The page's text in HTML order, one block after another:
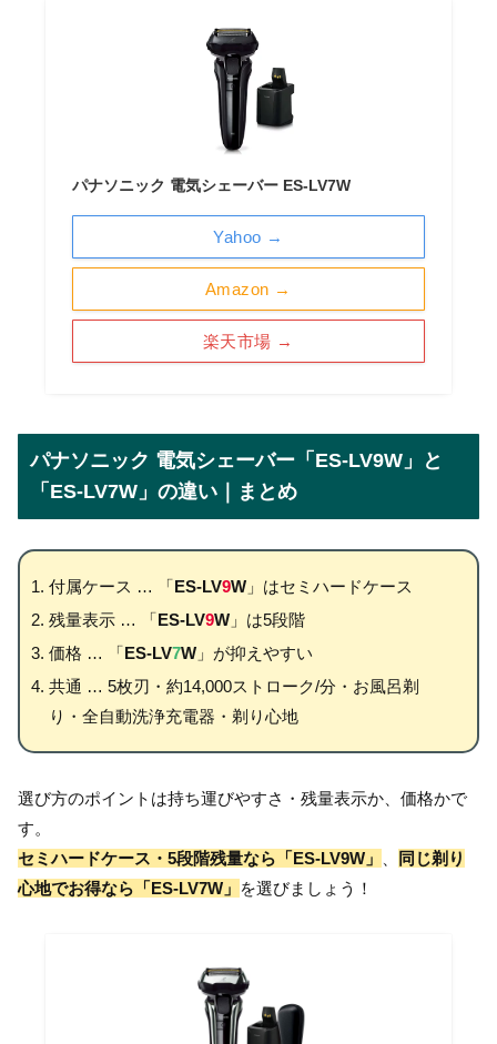
パナソニック 電気シェーバー ES-LV7W
Amazon →
楽天市場 →
Yahoo →
パナソニック 電気シェーバー「ES-LV9W」と
「ES-LV7W」の違い｜まとめ
付属ケース … 「ES-LV9W」はセミハードケース
残量表示 … 「ES-LV9W」は5段階
価格 … 「ES-LV7W」が抑えやすい
共通 … 5枚刃・約14,000ストローク/分・お風呂剃
り・全自動洗浄充電器・剃り心地
選び方のポイントは持ち運びやすさ・残量表示か、価格かで
す。
セミハードケース・5段階残量なら「ES-LV9W」
同じ剃り
心地でお得なら「ES-LV7W」 を選びましょう！